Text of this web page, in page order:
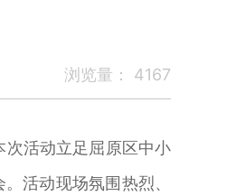
浏览量： 4167
活动立足屈原区中小
活动现场氛围热烈、